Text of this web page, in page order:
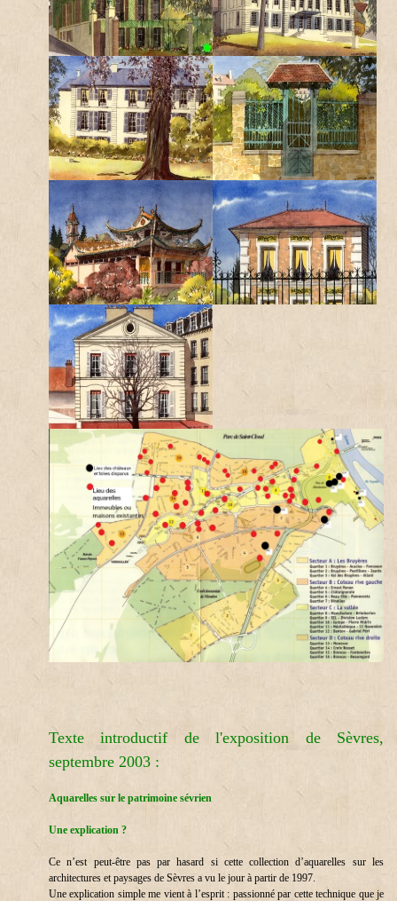
Texte introductif de l'exposition de Sèvres,
septembre 2003 :
Aquarelles sur le patrimoine sévrien
Une explication ?
Ce n’est peut-être pas par hasard si cette collection d’aquarelles sur les
architectures et paysages de Sèvres a vu le jour à partir de 1997.
Une explication simple me vient à l’esprit : passionné par cette technique que je